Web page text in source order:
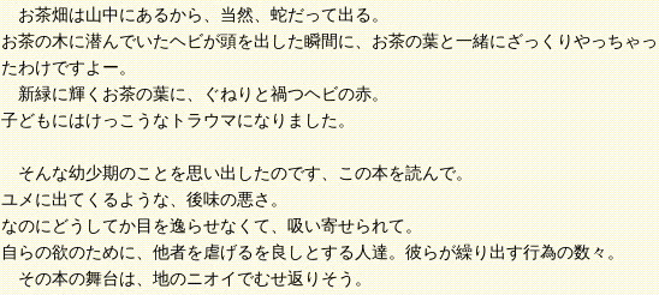
お茶畑は山中にあるから、当然、蛇だって出る。
お茶の木に潜んでいたヘビが頭を出した瞬間に、お茶の葉と一緒にざっくりやっちゃっ
たわけですよー。
新緑に輝くお茶の葉に、ぐねりと禍つヘビの赤。
子どもにはけっこうなトラウマになりました。
そんな幼少期のことを思い出したのです、この本を読んで。
ユメに出てくるような、後味の悪さ。
なのにどうしてか目を逸らせなくて、吸い寄せられて。
自らの欲のために、他者を虐げるを良しとする人達。彼らが繰り出す行為の数々。
その本の舞台は、地のニオイでむせ返りそう。